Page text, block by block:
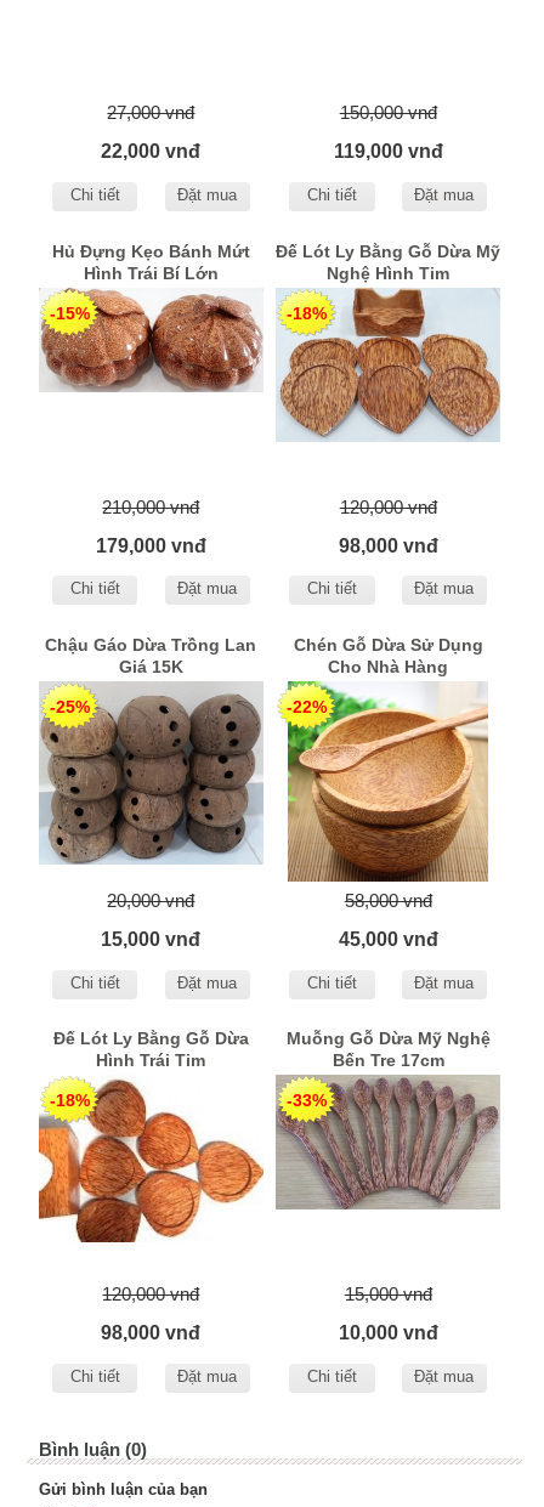
27,000 vnđ
22,000 vnđ
Chi tiết Đặt mua
150,000 vnđ
119,000 vnđ
Chi tiết Đặt mua
Hủ Đựng Kẹo Bánh Mứt
Hình Trái Bí Lớn
-15%
210,000 vnđ
179,000 vnđ
Chi tiết Đặt mua
Đế Lót Ly Bằng Gỗ Dừa Mỹ
Nghệ Hình Tim
-18%
120,000 vnđ
98,000 vnđ
Chi tiết Đặt mua
Chậu Gáo Dừa Trồng Lan
Giá 15K
-25%
20,000 vnđ
15,000 vnđ
Chi tiết Đặt mua
Chén Gỗ Dừa Sử Dụng
Cho Nhà Hàng
-22%
58,000 vnđ
45,000 vnđ
Chi tiết Đặt mua
Đế Lót Ly Bằng Gỗ Dừa
Hình Trái Tim
-18%
120,000 vnđ
98,000 vnđ
Chi tiết Đặt mua
Muỗng Gỗ Dừa Mỹ Nghệ
Bến Tre 17cm
-33%
15,000 vnđ
10,000 vnđ
Chi tiết Đặt mua
Bình luận (0)
Gửi bình luận của bạn